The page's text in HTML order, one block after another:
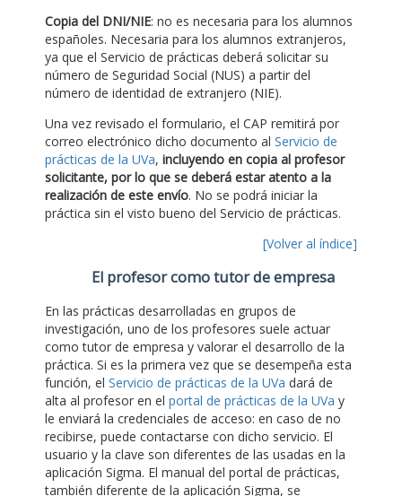
Copia del DNI/NIE: no es necesaria para los alumnos
españoles. Necesaria para los alumnos extranjeros,
ya que el Servicio de prácticas deberá solicitar su
número de Seguridad Social (NUS) a partir del
número de identidad de extranjero (NIE).
Una vez revisado el formulario, el CAP remitirá por
correo electrónico dicho documento al Servicio de
prácticas de la UVa, incluyendo en copia al profesor
solicitante, por lo que se deberá estar atento a la
realización de este envío. No se podrá iniciar la
práctica sin el visto bueno del Servicio de prácticas.
[Volver al índice]
El profesor como tutor de empresa
En las prácticas desarrolladas en grupos de
investigación, uno de los profesores suele actuar
como tutor de empresa y valorar el desarrollo de la
práctica. Si es la primera vez que se desempeña esta
función, el Servicio de prácticas de la UVa dará de
alta al profesor en el portal de prácticas de la UVa y
le enviará la credenciales de acceso: en caso de no
recibirse, puede contactarse con dicho servicio. El
usuario y la clave son diferentes de las usadas en la
aplicación Sigma. El manual del portal de prácticas,
también diferente de la aplicación Sigma, se